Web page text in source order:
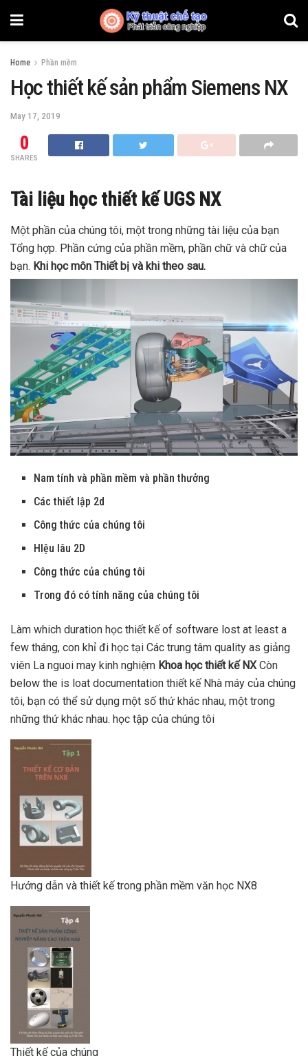
Home Phần mềm
Học thiết kế sản phẩm Siemens NX
May 17, 2019
0
SHARES
Tài liệu học thiết kế UGS NX
Một phần của chúng tôi, một trong những tài liệu của bạn
Tổng hợp. Phần cứng của phần mềm, phần chữ và chữ của
bạn. Khi học môn Thiết bị và khi theo sau.
Nam tính và phần mềm và phần thưởng
Các thiết lập 2d
Công thức của chúng tôi
HIệu lâu 2D
Công thức của chúng tôi
Trong đó có tính năng của chúng tôi
Làm which duration học thiết kế of software lost at least a
few tháng, con khỉ đi học tại Các trung tâm quality as giảng
viên La nguoi may kinh nghiệm Khoa học thiết kế NXCòn
below the is loat documentation thiết kế Nhà máy của chúng
tôi, bạn có thể sử dụng một số thứ khác nhau, một trong
những thứ khác nhau. học tập của chúng tôi
Hướng dẫn và thiết kế trong phần mềm văn học NX8
Thiết kế của chúng